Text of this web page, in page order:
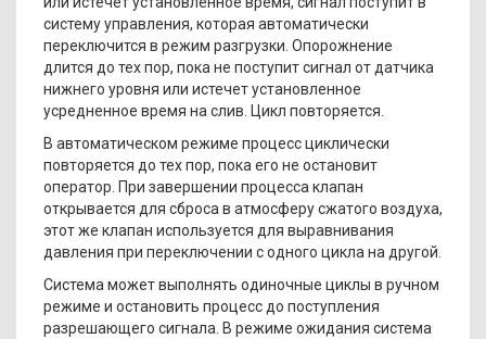
систему управления, которая автоматически
переключится в режим разгрузки. Опорожнение
длится до тех пор, пока не поступит сигнал от датчика
нижнего уровня или истечет установленное
усредненное время на слив. Цикл повторяется.
В автоматическом режиме процесс циклически
повторяется до тех пор, пока его не остановит
оператор. При завершении процесса клапан
открывается для сброса в атмосферу сжатого воздуха,
этот же клапан используется для выравнивания
давления при переключении с одного цикла на другой.
Система может выполнять одиночные циклы в ручном
режиме и остановить процесс до поступления
разрешающего сигнала. В режиме ожидания система